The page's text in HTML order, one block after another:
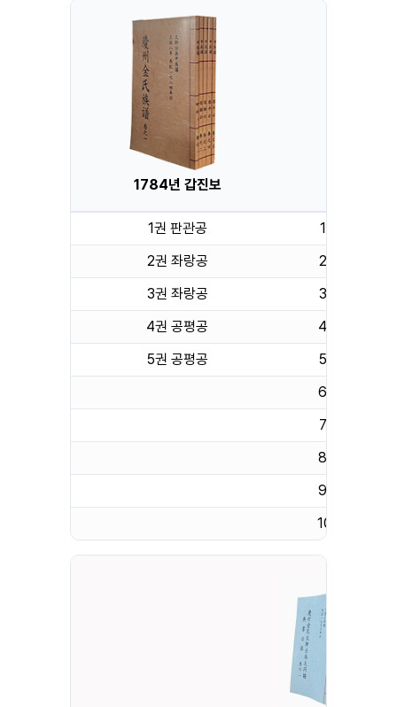
1784년 갑진보
1권 판관공 1권 총편
2권 좌랑공
2권 전서공
3권 좌랑공
3권 전서공
4권 공평공
4권 판관공
5권 공평공
5권 판관공
6권 좌랑공
7권 좌랑공
8권 좌랑공
9권 좌랑공
10권 좌랑공